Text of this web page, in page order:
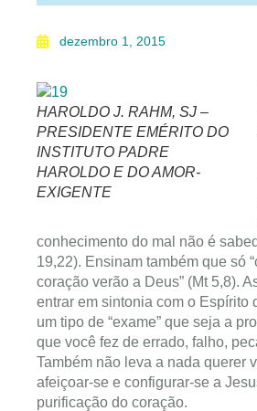
dezembro 1, 2015
HAROLDO J. RAHM, SJ –
PRESIDENTE EMÉRITO DO
INSTITUTO PADRE
HAROLDO E DO AMOR-
EXIGENTE
conhecimento do mal não é
19,22). Ensinam também que só
coração verão a Deus” (Mt 5,8).
entrar em sintonia com o Espírito
um tipo de “exame” que seja a
que você fez de errado, falho,
Também não leva a nada querer
afeiçoar-se e configurar-se a
purificação do coração.